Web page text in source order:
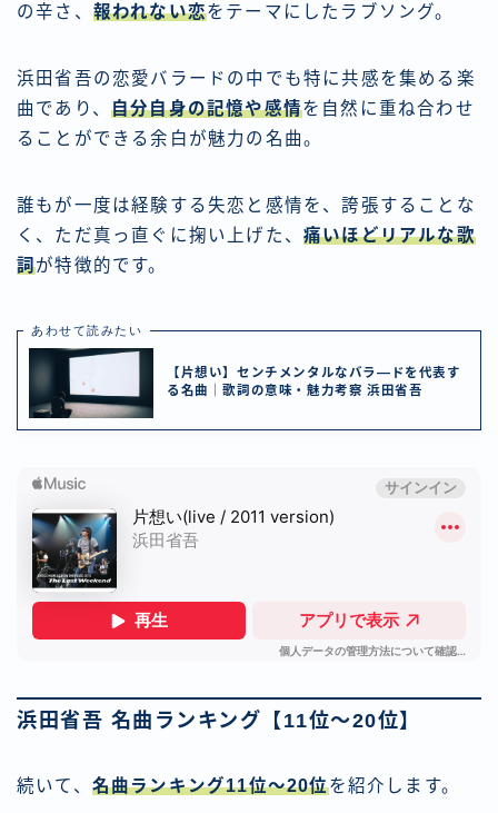
の辛さ、 報われない恋をテーマにしたラブソング。
浜田省吾の恋愛バラードの中でも特に共感を集める楽
曲であり、 自分自身の記憶や感情を自然に重ね合わせ
ることができる余白が魅力の名曲。
誰もが一度は経験する失恋と感情を、誇張することな
く、ただ真っ直ぐに掬い上げた、 痛いほどリアルな歌
詞が特徴的です。
あわせて読みたい
【片想い】センチメンタルなバラ―ドを代表す
る名曲｜歌詞の意味・魅力考察 浜田省吾
浜田省吾 名曲ランキング【11位～20位】
続いて、 名曲ランキング11位～20位を紹介します。